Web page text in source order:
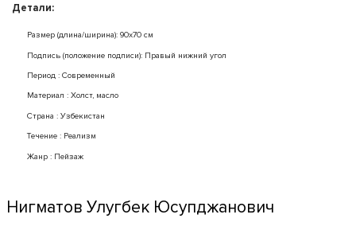
Детали:
Размер (длина/ширина): 90x70 см
Подпись (положение подписи): Правый нижний угол
Период : Современный
Mатериал : Холст, масло
Страна : Узбекистан
Течение : Реализм
Жанр : Пейзаж
Нигматов Улугбек Юсупджанович